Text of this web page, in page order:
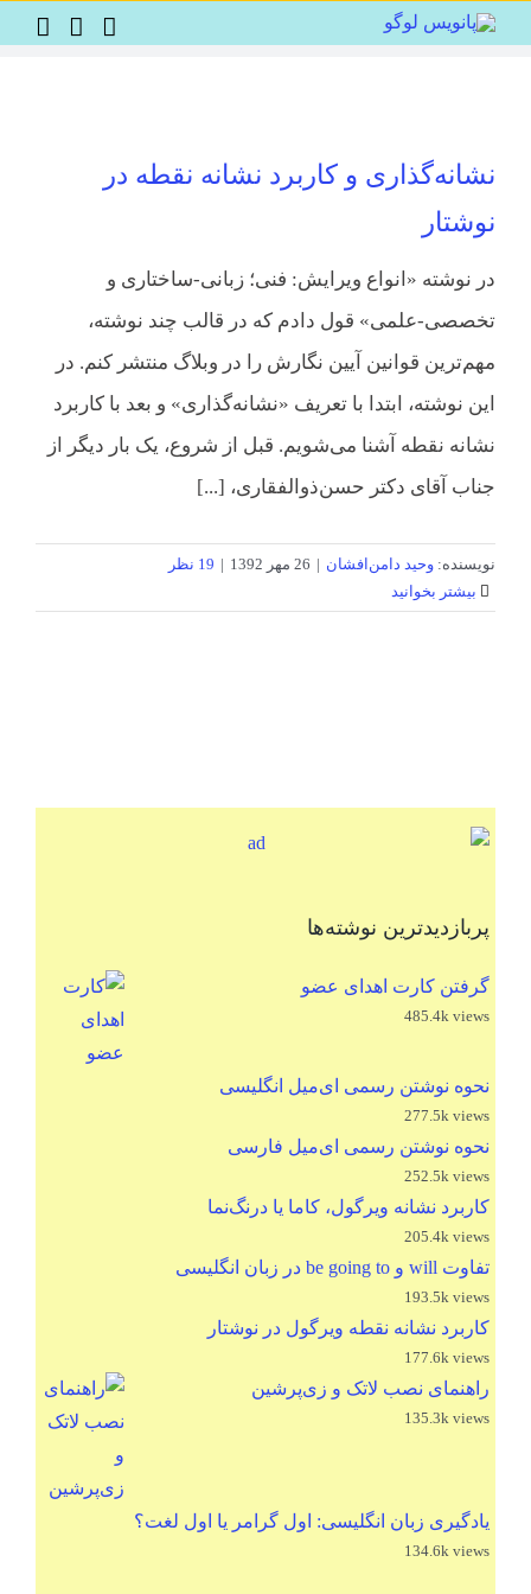
to
نشانه‌گذاری و کاربرد نشانه نقطه در
نوشتار
در نوشته «انواع ویرایش: فنی؛ زبانی-ساختاری و
تخصصی-علمی» قول دادم که در قالب چند نوشته،
مهم‌ترین قوانین آیین نگارش را در وبلاگ منتشر کنم. در
این نوشته، ابتدا با تعریف «نشانه‌گذاری» و بعد با کاربرد
نشانه نقطه آشنا می‌شویم. قبل از شروع، یک بار دیگر از
جناب آقای دکتر حسن‌ذوالفقاری، [...]
نویسنده: وحید دامن‌افشان | 26 مهر 1392 | 19 نظر
بیشتر بخوانید
پربازدیدترین نوشته‌ها
گرفتن کارت اهدای عضو
485.4k views
نحوه نوشتن رسمی ای‌میل انگلیسی
277.5k views
نحوه نوشتن رسمی ای‌میل فارسی
252.5k views
کاربرد نشانه ویرگول، کاما یا درنگ‌نما
205.4k views
تفاوت will و be going to در زبان انگلیسی
193.5k views
کاربرد نشانه نقطه ویرگول در نوشتار
177.6k views
راهنمای نصب لاتک و زی‌پرشین
135.3k views
یادگیری زبان انگلیسی: اول گرامر یا اول لغت؟
134.6k views